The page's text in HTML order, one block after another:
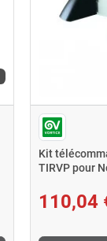
Kit
TIRVP pour
110,04